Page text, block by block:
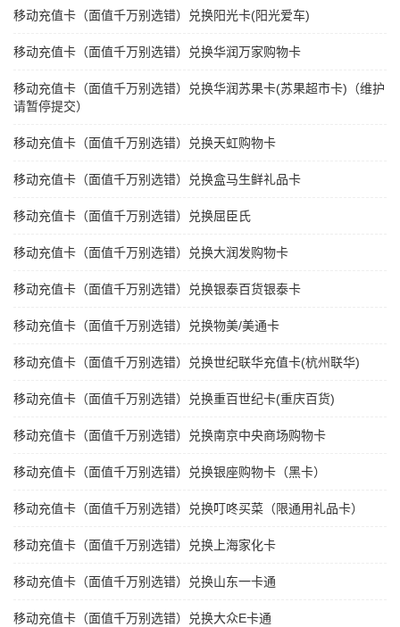
移动充值卡（面值千万别选错）兑换阳光卡(阳光爱车)
移动充值卡（面值千万别选错）兑换华润万家购物卡
移动充值卡（面值千万别选错）兑换华润苏果卡(苏果超市卡)（维护
请暂停提交）
移动充值卡（面值千万别选错）兑换天虹购物卡
移动充值卡（面值千万别选错）兑换盒马生鲜礼品卡
移动充值卡（面值千万别选错）兑换屈臣氏
移动充值卡（面值千万别选错）兑换大润发购物卡
移动充值卡（面值千万别选错）兑换银泰百货银泰卡
移动充值卡（面值千万别选错）兑换物美/美通卡
移动充值卡（面值千万别选错）兑换世纪联华充值卡(杭州联华)
移动充值卡（面值千万别选错）兑换重百世纪卡(重庆百货)
移动充值卡（面值千万别选错）兑换南京中央商场购物卡
移动充值卡（面值千万别选错）兑换银座购物卡（黑卡）
移动充值卡（面值千万别选错）兑换叮咚买菜（限通用礼品卡）
移动充值卡（面值千万别选错）兑换上海家化卡
移动充值卡（面值千万别选错）兑换山东一卡通
移动充值卡（面值千万别选错）兑换大众E卡通